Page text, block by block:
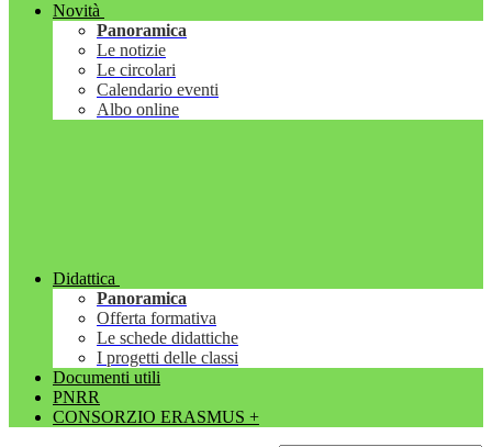
Novità
Panoramica
Le notizie
Le circolari
Calendario eventi
Albo online
Didattica
Panoramica
Offerta formativa
Le schede didattiche
I progetti delle classi
Documenti utili
PNRR
CONSORZIO ERASMUS +